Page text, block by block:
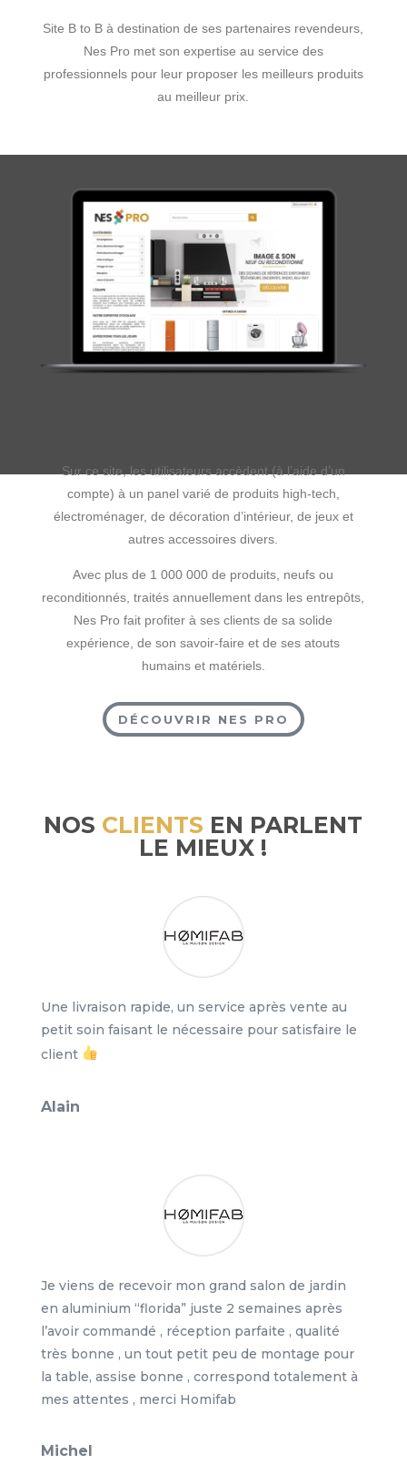
Site B to B à destination de ses partenaires revendeurs,
Nes Pro met son expertise au service des
professionnels pour leur proposer les meilleurs produits
au meilleur prix.
Sur ce site, les utilisateurs accèdent ­(à l’aide d’un
compte) à un panel varié de produits high-tech,
électroménager, de décoration d’intérieur, de jeux et
autres accessoires divers.
Avec plus de 1 000 000 de produits, neufs ou
reconditionnés, traités annuellement dans les entrepôts,
Nes Pro fait profiter à ses clients de sa solide
expérience, de son savoir-faire et de ses atouts
humains et matériels.
DÉCOUVRIR NES PRO
NOS CLIENTS EN PARLENT
LE MIEUX !
Une livraison rapide, un service après vente au
petit soin faisant le nécessaire pour satisfaire le
client
Alain
Je viens de recevoir mon grand salon de jardin
en aluminium “florida” juste 2 semaines après
l’avoir commandé , réception parfaite , qualité
très bonne , un tout petit peu de montage pour
la table, assise bonne , correspond totalement à
mes attentes , merci Homifab
Michel